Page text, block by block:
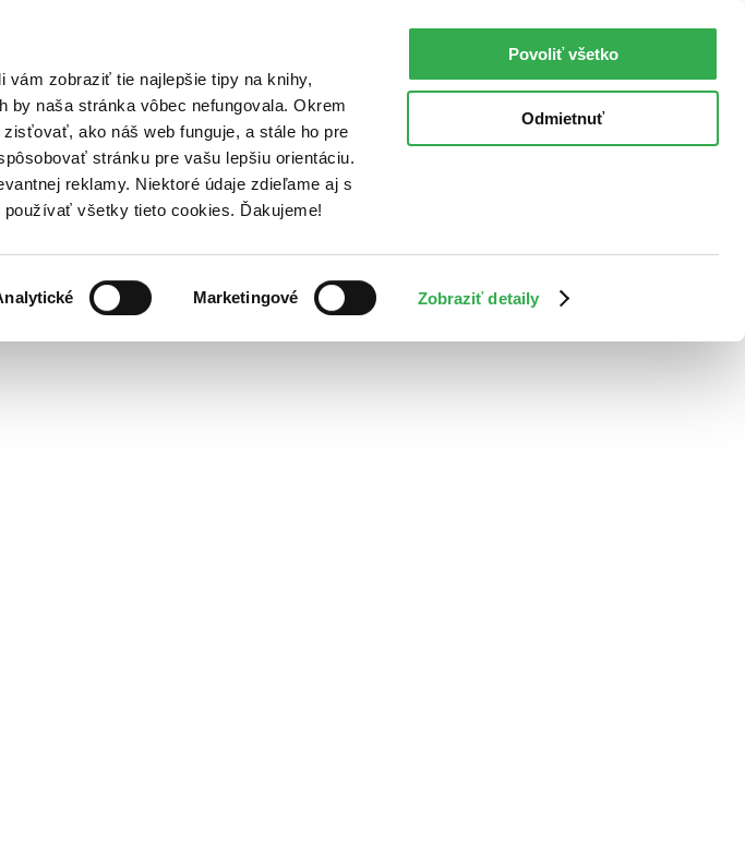
vám zobraziť tie najlepšie tipy na knihy,
by naša stránka vôbec nefungovala. Okrem
ako náš web funguje, a stále ho pre
stránku pre vašu lepšiu orientáciu.
reklamy. Niektoré údaje zdieľame aj s
všetky tieto cookies. Ďakujeme!
Marketingové Zobraziť detaily
Povoliť všetko
Odmietnuť